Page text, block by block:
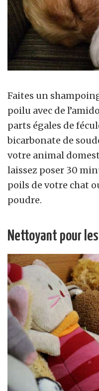
Faites un
poilu avec de
parts égales de
bicarbonate de
votre animal
laissez poser 30
poils de votre chat
poudre.
Nettoyant pour